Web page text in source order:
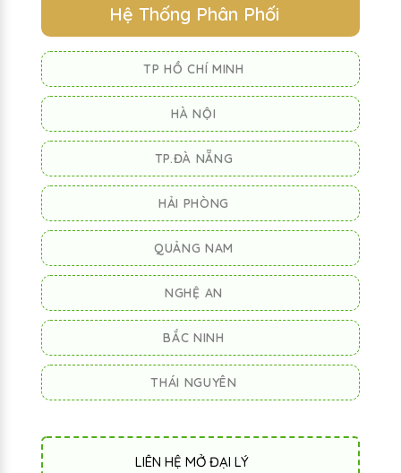
Hệ Thống Phân Phối
TP HỒ CHÍ MINH
HÀ NỘI
TP.ĐÀ NẴNG
HẢI PHÒNG
QUẢNG NAM
NGHỆ AN
BẮC NINH
THÁI NGUYÊN
LIÊN HỆ MỞ ĐẠI LÝ